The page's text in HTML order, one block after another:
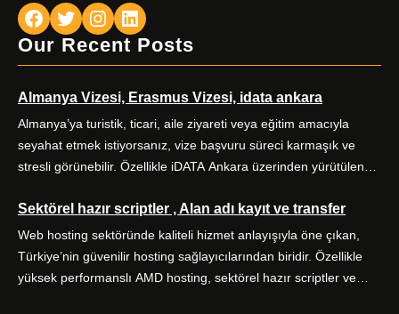
Facebook Twitter Instagram LinkedIn
Our Recent Posts
Almanya Vizesi, Erasmus Vizesi, idata ankara
Almanya’ya turistik, ticari, aile ziyareti veya eğitim amacıyla
seyahat etmek istiyorsanız, vize başvuru süreci karmaşık ve
stresli görünebilir. Özellikle iDATA Ankara üzerinden yürütülen
evrak hazırlığı ve zamanında randevu planlaması başarıyı
doğrudan etkiler. Alo Vize Randevu (alovizerandevu ), Ankara
merkezli profesyonel vize danışmanlığı hizmetiyle bu süreci sizin
için kolaylaştırır. […]
Sektörel hazır scriptler , Alan adı kayıt ve transfer
Web hosting sektöründe kaliteli hizmet anlayışıyla öne çıkan,
Türkiye’nin güvenilir hosting sağlayıcılarından biridir. Özellikle
yüksek performanslı AMD hosting, sektörel hazır scriptler ve